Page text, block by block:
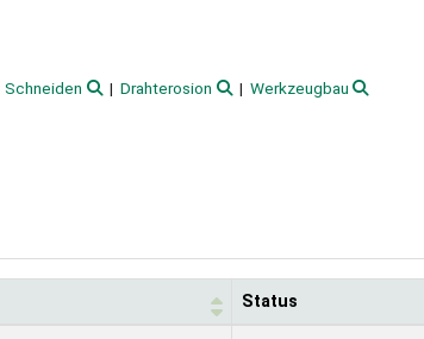
Schneiden Drahterosion
Werkzeugbau
Status